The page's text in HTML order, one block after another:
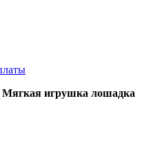
Мягкая игрушка лошадка